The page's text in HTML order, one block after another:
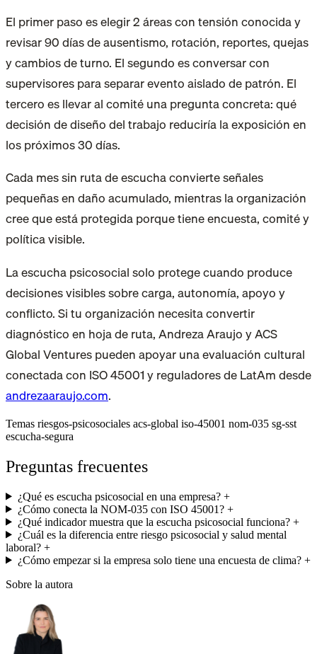
El primer paso es elegir 2 áreas con tensión conocida y
revisar 90 días de ausentismo, rotación, reportes, quejas
y cambios de turno. El segundo es conversar con
supervisores para separar evento aislado de patrón. El
tercero es llevar al comité una pregunta concreta: qué
decisión de diseño del trabajo reduciría la exposición en
los próximos 30 días.
Cada mes sin ruta de escucha convierte señales
pequeñas en daño acumulado, mientras la organización
cree que está protegida porque tiene encuesta, comité y
política visible.
La escucha psicosocial solo protege cuando produce
decisiones visibles sobre carga, autonomía, apoyo y
conflicto. Si tu organización necesita convertir
diagnóstico en hoja de ruta, Andreza Araujo y ACS
Global Ventures pueden apoyar una evaluación cultural
conectada con ISO 45001 y reguladores de LatAm desde
andrezaaraujo.com.
Temas riesgos-psicosociales acs-global iso-45001 nom-035 sg-sst
escucha-segura
Preguntas frecuentes
¿Qué es escucha psicosocial en una empresa?+
¿Cómo conecta la NOM-035 con ISO 45001?+
¿Qué indicador muestra que la escucha psicosocial funciona?+
¿Cuál es la diferencia entre riesgo psicosocial y salud mental
laboral? +
¿Cómo empezar si la empresa solo tiene una encuesta de clima?+
Sobre la autora